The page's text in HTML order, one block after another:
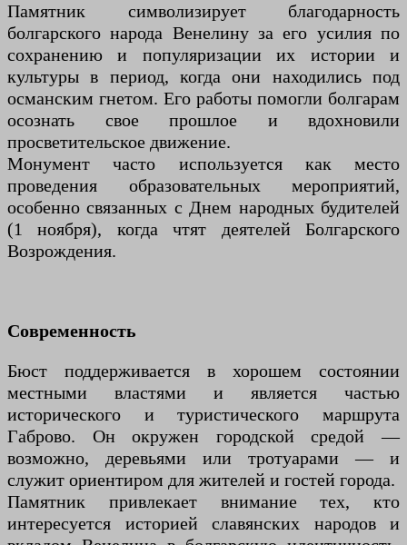
Памятник символизирует благодарность
болгарского народа Венелину за его усилия по
сохранению и популяризации их истории и
культуры в период, когда они находились под
османским гнетом. Его работы помогли болгарам
осознать свое прошлое и вдохновили
просветительское движение.
Монумент часто используется как место
проведения образовательных мероприятий,
особенно связанных с Днем народных будителей
(1 ноября), когда чтят деятелей Болгарского
Возрождения.
Современность
Бюст поддерживается в хорошем состоянии
местными властями и является частью
исторического и туристического маршрута
Габрово. Он окружен городской средой —
возможно, деревьями или тротуарами — и
служит ориентиром для жителей и гостей города.
Памятник привлекает внимание тех, кто
интересуется историей славянских народов и